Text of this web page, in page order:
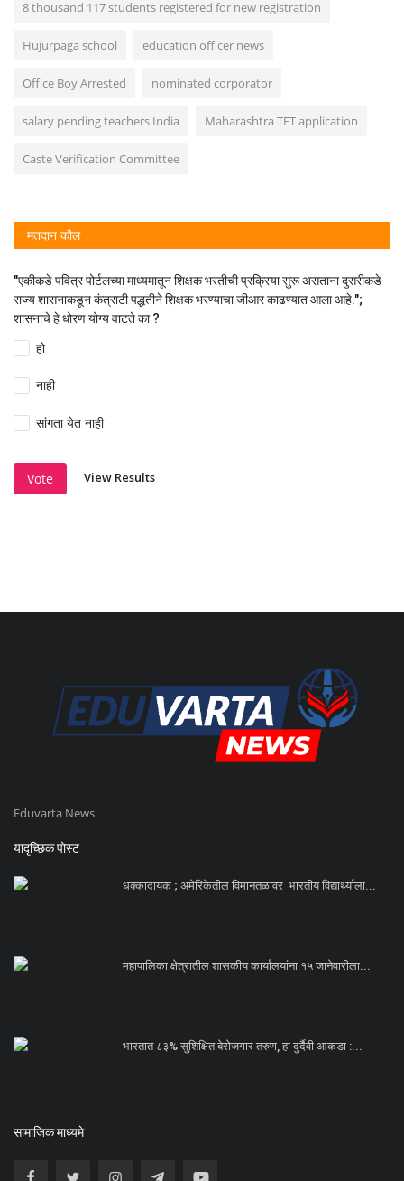
8 thousand 117 students registered for new registration
Hujurpaga school education officer news
Office Boy Arrested nominated corporator
salary pending teachers India Maharashtra TET application
Caste Verification Committee
मतदान कौल
"एकीकडे पवित्र पोर्टलच्या माध्यमातून शिक्षक भरतीची प्रक्रिया सुरू असताना दुसरीकडे
राज्य शासनाकडून कंत्राटी पद्धतीने शिक्षक भरण्याचा जीआर काढण्यात आला आहे.";
शासनाचे हे धोरण योग्य वाटते का ?
हो
नाही
सांगता येत नाही
Vote View Results
Eduvarta News
यादृच्छिक पोस्ट
धक्कादायक ; अमेरिकेतील विमानतळावर भारतीय विद्यार्थ्याला...
महापालिका क्षेत्रातील शासकीय कार्यालयांना १५ जानेवारीला...
भारतात ८३% सुशिक्षित बेरोजगार तरुण, हा दुर्दैवी आकडा :...
सामाजिक माध्यमे